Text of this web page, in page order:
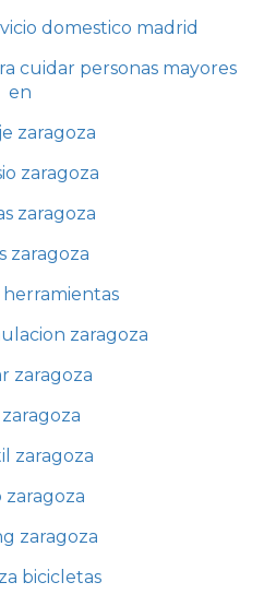
domestico madrid
cuidar personas mayores
en
zaragoza
zaragoza
zaragoza
zaragoza
herramientas
zaragoza
zaragoza
zaragoza
zaragoza
zaragoza
bicicletas